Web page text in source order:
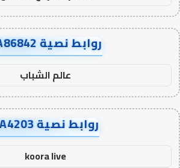
روابط نصية AA86842
عالم الشباب
روابط نصية AA4203
koora live